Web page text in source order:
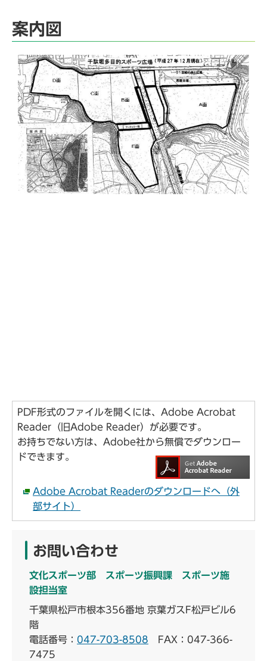
案内図
PDF形式のファイルを開くには、Adobe Acrobat
Reader（旧Adobe Reader）が必要です。
お持ちでない方は、Adobe社から無償でダウンロー
ドできます。
Adobe Acrobat Readerのダウンロードへ（外
部サイト）
お問い合わせ
文化スポーツ部 スポーツ振興課 スポーツ施
設担当室
千葉県松戸市根本356番地 京葉ガスF松戸ビル6
階
電話番号： 047-703-8508 FAX：047-366-
7475